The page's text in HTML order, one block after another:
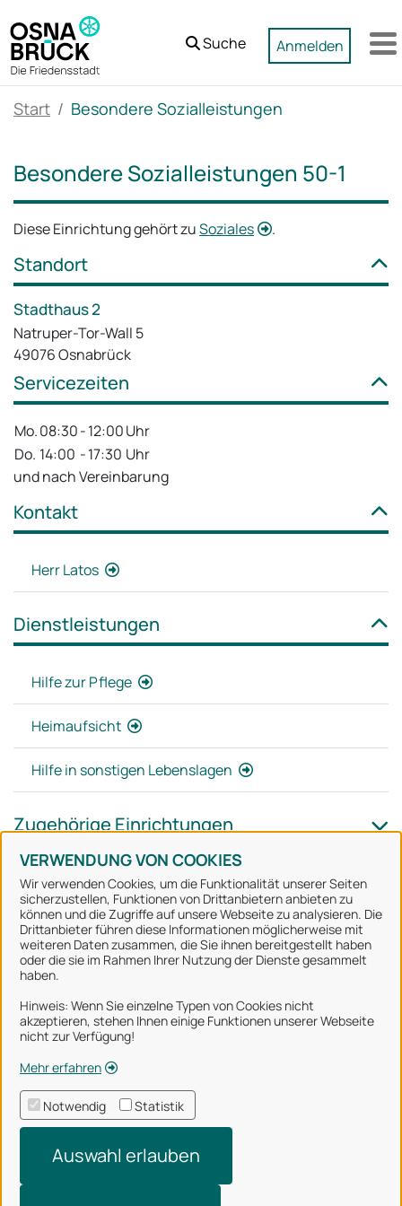
Zum Hauptinhalt springen
VERWENDUNG VON COOKIES
Wir verwenden Cookies, um die Funktionalität unserer Seiten
sicherzustellen, Funktionen von Drittanbietern anbieten zu
können und die Zugriffe auf unsere Webseite zu analysieren. Die
Drittanbieter führen diese Informationen möglicherweise mit
weiteren Daten zusammen, die Sie ihnen bereitgestellt haben
oder die sie im Rahmen Ihrer Nutzung der Dienste gesammelt
haben.
Hinweis: Wenn Sie einzelne Typen von Cookies nicht
akzeptieren, stehen Ihnen einige Funktionen unserer Webseite
nicht zur Verfügung!
Mehr erfahren
Notwendig Statistik
Auswahl erlauben
Suche Anmelden
Start Besondere Sozialleistungen
Besondere Sozialleistungen 50-1
Diese Einrichtung gehört zuSoziales .
Standort
Stadthaus 2
Natruper-Tor-Wall 5
49076 Osnabrück
Servicezeiten
Mo.08:30-12:00Uhr
Do. 14:00 -17:30 Uhr
und nach Vereinbarung
Kontakt
Herr Latos
Dienstleistungen
Hilfe zur Pflege
Heimaufsicht
Hilfe in sonstigen Lebenslagen
Zugehörige Einrichtungen
Stadt Osnabrück
Alle Rechte vorbehalten
Über uns
Impressum
Datenschutzerklärung